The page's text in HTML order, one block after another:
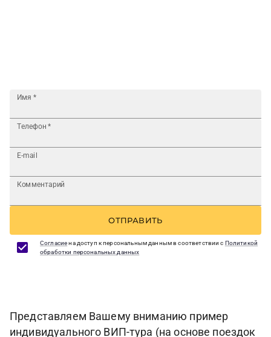
Имя *
Телефон *
E-mail
Комментарий
ОТПРАВИТЬ
Согласиена доступ к персональным данным в соответствии с Политикой
обработки персональных данных
Представляем Вашему вниманию пример
индивидуального ВИП-тура (на основе поездок